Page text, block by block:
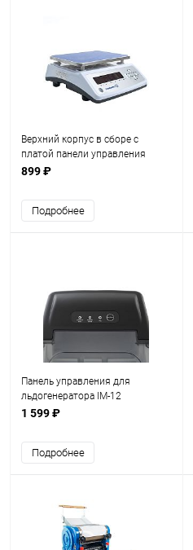
Верхний корпус в сборе с
платой панели управления
весов YZ-308
899 ₽
Подробнее
Панель управления для
льдогенератора IM-12
1 599 ₽
Подробнее